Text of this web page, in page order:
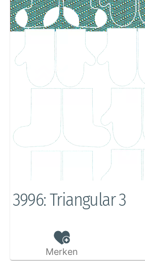
3996: Triangular 3
Merken